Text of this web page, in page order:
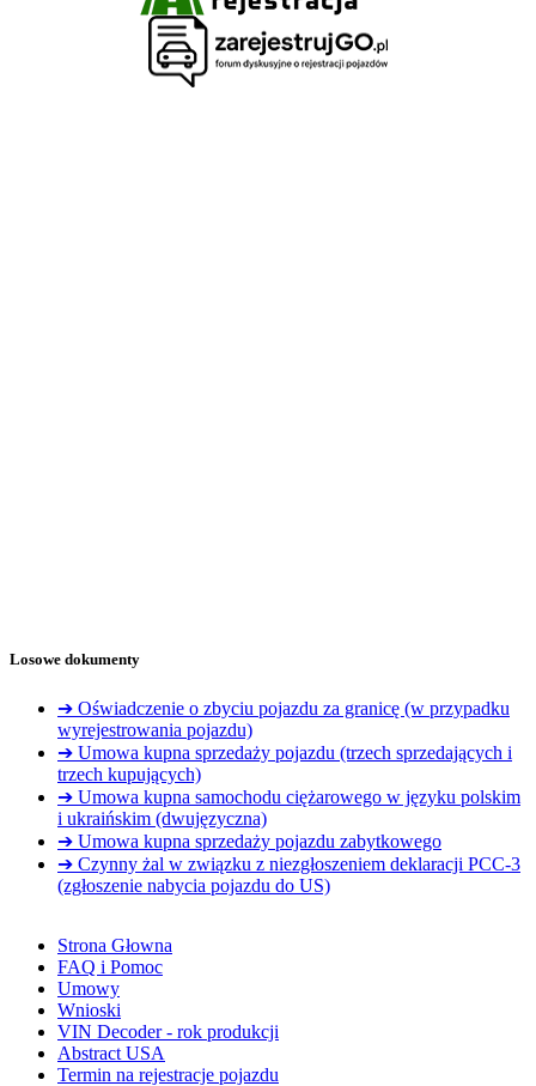
Losowe dokumenty
➔ Oświadczenie o zbyciu pojazdu za granicę (w przypadku
wyrejestrowania pojazdu)
➔ Umowa kupna sprzedaży pojazdu (trzech sprzedających i
trzech kupujących)
➔ Umowa kupna samochodu ciężarowego w języku polskim
i ukraińskim (dwujęzyczna)
➔ Umowa kupna sprzedaży pojazdu zabytkowego
➔ Czynny żal w związku z niezgłoszeniem deklaracji PCC-3
(zgłoszenie nabycia pojazdu do US)
Strona Głowna
FAQ i Pomoc
Umowy
Wnioski
VIN Decoder - rok produkcji
Abstract USA
Termin na rejestracje pojazdu